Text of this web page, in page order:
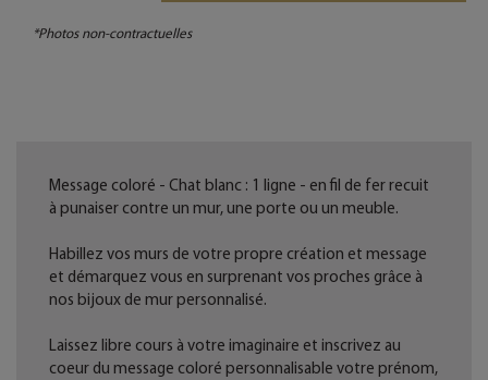
*Photos non-contractuelles
Message coloré - Chat blanc : 1 ligne - en fil de fer recuit
à punaiser contre un mur, une porte ou un meuble.
Habillez vos murs de votre propre création et message
et démarquez vous en surprenant vos proches grâce à
nos bijoux de mur personnalisé.
Laissez libre cours à votre imaginaire et inscrivez au
coeur du message coloré personnalisable votre prénom,